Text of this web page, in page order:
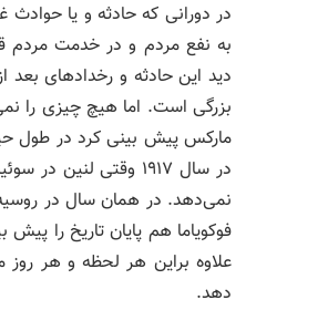
در دورانی که حادثه و یا حوادث
به نفع مردم و در خدمت مردم
دید این حادثه و رخدادهای
بزرگی است. اما هیچ چیزی را
مارکس پیش بینی کرد در طول
در سال ۱۹۱۷ وقتی
نمی‌دهد. در همان سال در
فوکویاما هم پایان تاریخ را
علاوه براین هر لحظه و هر
دهد.